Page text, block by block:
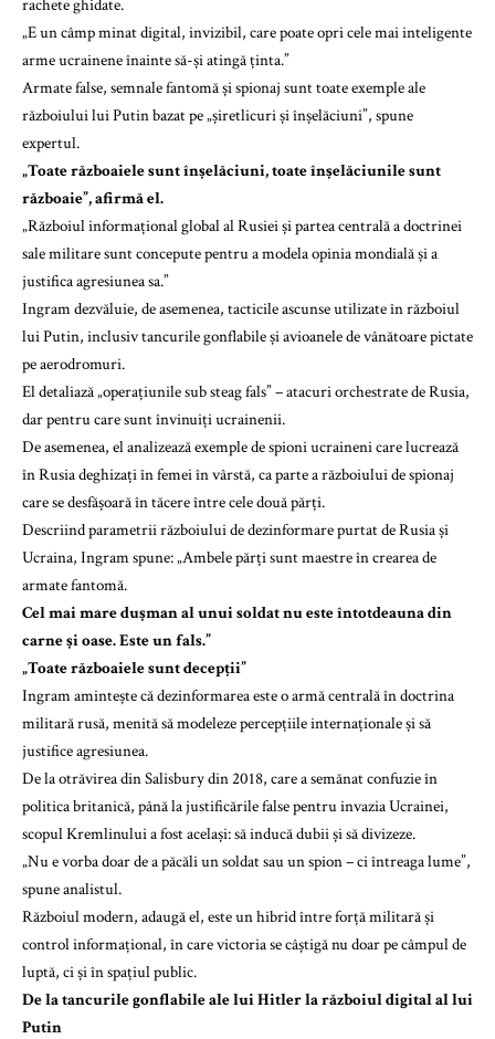
rachete ghidate.
„E un câmp minat digital, invizibil, care poate opri cele mai inteligente
arme ucrainene înainte să-și atingă ținta.”
Armate false, semnale fantomă și spionaj sunt toate exemple ale
războiului lui Putin bazat pe „șiretlicuri și înșelăciuni”, spune
expertul.
„Toate războaiele sunt înșelăciuni, toate înșelăciunile sunt
războaie”, afirmă el.
„Războiul informațional global al Rusiei și partea centrală a doctrinei
sale militare sunt concepute pentru a modela opinia mondială și a
justifica agresiunea sa.”
Ingram dezvăluie, de asemenea, tacticile ascunse utilizate în războiul
lui Putin, inclusiv tancurile gonflabile și avioanele de vânătoare pictate
pe aerodromuri.
El detaliază „operațiunile sub steag fals” – atacuri orchestrate de Rusia,
dar pentru care sunt învinuiți ucrainenii.
De asemenea, el analizează exemple de spioni ucraineni care lucrează
în Rusia deghizați în femei în vârstă, ca parte a războiului de spionaj
care se desfășoară în tăcere între cele două părți.
Descriind parametrii războiului de dezinformare purtat de Rusia și
Ucraina, Ingram spune: „Ambele părți sunt maestre în crearea de
armate fantomă.
Cel mai mare dușman al unui soldat nu este întotdeauna din
carne și oase. Este un fals.”
„Toate războaiele sunt decepții”
Ingram amintește că dezinformarea este o armă centrală în doctrina
militară rusă, menită să modeleze percepțiile internaționale și să
justifice agresiunea.
De la otrăvirea din Salisbury din 2018, care a semănat confuzie în
politica britanică, până la justificările false pentru invazia Ucrainei,
scopul Kremlinului a fost același: să inducă dubii și să divizeze.
„Nu e vorba doar de a păcăli un soldat sau un spion – ci întreaga lume”,
spune analistul.
Războiul modern, adaugă el, este un hibrid între forță militară și
control informațional, în care victoria se câștigă nu doar pe câmpul de
luptă, ci și în spațiul public.
De la tancurile gonflabile ale lui Hitler la războiul digital al lui
Putin